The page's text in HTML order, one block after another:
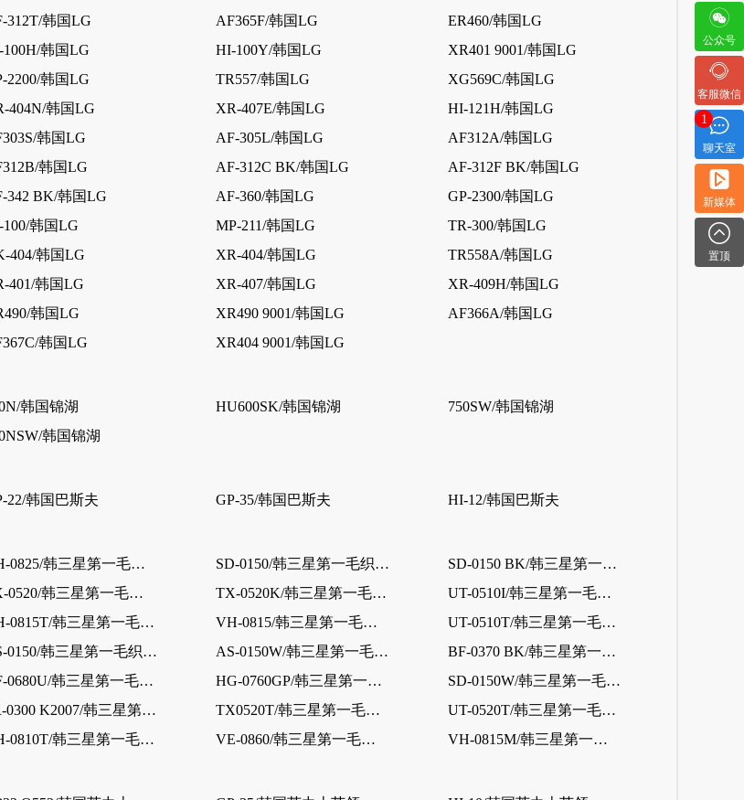
公众号
客服微信
1
聊天室
新媒体
置顶
312T/韩国LG AF365F/韩国LG
ER460/韩国LG
韩国LG HI-100Y/韩国LG
XR401 9001/韩国LG
2200/韩国LG TR557/韩国LG
XG569C/韩国LG
404N/韩国LG XR-407E/韩国LG
HI-121H/韩国LG
韩国LG AF-305L/韩国LG
AF312A/韩国LG
韩国LG AF-312C BK/韩国LG
AF-312F BK/韩国LG
342 BK/韩国LG AF-360/韩国LG
GP-2300/韩国LG
韩国LG MP-211/韩国LG
TR-300/韩国LG
404/韩国LG XR-404/韩国LG
TR558A/韩国LG
401/韩国LG XR-407/韩国LG
XR-409H/韩国LG
韩国LG XR490 9001/韩国LG
AF366A/韩国LG
韩国LG
XR404 9001/韩国LG
韩国锦湖 HU600SK/韩国锦湖
750SW/韩国锦湖
韩国锦湖
22/韩国巴斯夫 GP-35/韩国巴斯夫
HI-12/韩国巴斯夫
NH-0825/韩三星第一毛织（乐天） SD-0150/韩三星第一毛织（乐天）
SD-0150 BK/韩三星第一毛织（乐天）
TX-0520/韩三星第一毛织（乐天） TX-0520K/韩三星第一毛织（乐天）
UT-0510I/韩三星第一毛织（乐天）
VH-0815T/韩三星第一毛织（乐天） VH-0815/韩三星第一毛织（乐天）
UT-0510T/韩三星第一毛织（乐天）
AS-0150/韩三星第一毛织（乐天） AS-0150W/韩三星第一毛织（乐天）
BF-0370 BK/韩三星第一毛织（乐天）
HF-0680U/韩三星第一毛织（乐天） HG-0760GP/韩三星第一毛织（乐天）
SD-0150W/韩三星第一毛织（乐天）
SR-0300 K2007/韩三星第一毛织（乐天） TX0520T/韩三星第一毛织（乐天）
UT-0520T/韩三星第一毛织（乐天）
VH-0810T/韩三星第一毛织（乐天） VE-0860/韩三星第一毛织（乐天）
VH-0815M/韩三星第一毛织（乐天）